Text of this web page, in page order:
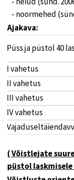
- noormehed
Ajakava:
Püss ja püstol 40
I vahetus
II vahetus
III vahetus
IV vahetus
( Võistlejate
püstol